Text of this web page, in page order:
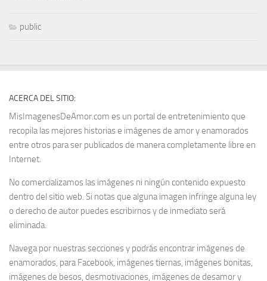
public
ACERCA DEL SITIO:
MisImagenesDeAmor.com es un portal de entretenimiento que
recopila las mejores historias e imágenes de amor y enamorados
entre otros para ser publicados de manera completamente libre en
Internet.
No comercializamos las imágenes ni ningún contenido expuesto
dentro del sitio web. Si notas que alguna imagen infringe alguna ley
o derecho de autor puedes escribirnos y de inmediato será
eliminada.
Navega por nuestras secciones y podrás encontrar imágenes de
enamorados, para Facebook, imágenes tiernas, imágenes bonitas,
imágenes de besos, desmotivaciones, imágenes de desamor y